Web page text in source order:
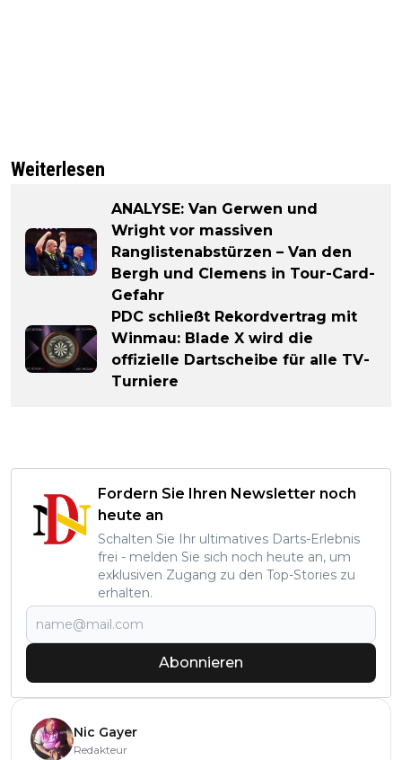
Weiterlesen
ANALYSE: Van Gerwen und
Wright vor massiven
Ranglistenabstürzen – Van den
Bergh und Clemens in Tour-Card-
Gefahr
PDC schließt Rekordvertrag mit
Winmau: Blade X wird die
offizielle Dartscheibe für alle TV-
Turniere
Fordern Sie Ihren Newsletter noch
heute an
Schalten Sie Ihr ultimatives Darts-Erlebnis
frei - melden Sie sich noch heute an, um
exklusiven Zugang zu den Top-Stories zu
erhalten.
Abonnieren
Nic Gayer
Redakteur